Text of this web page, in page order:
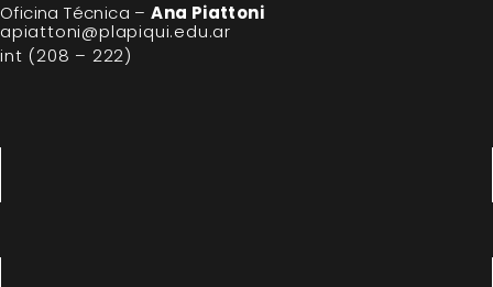
Oficina Técnica –Ana Piattoni
apiattoni@plapiqui.edu.ar
int (208 – 222)